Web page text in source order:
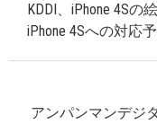
KDDI、iPhone 4S
iPhone 4Sへの対応
アンパンマンデジ